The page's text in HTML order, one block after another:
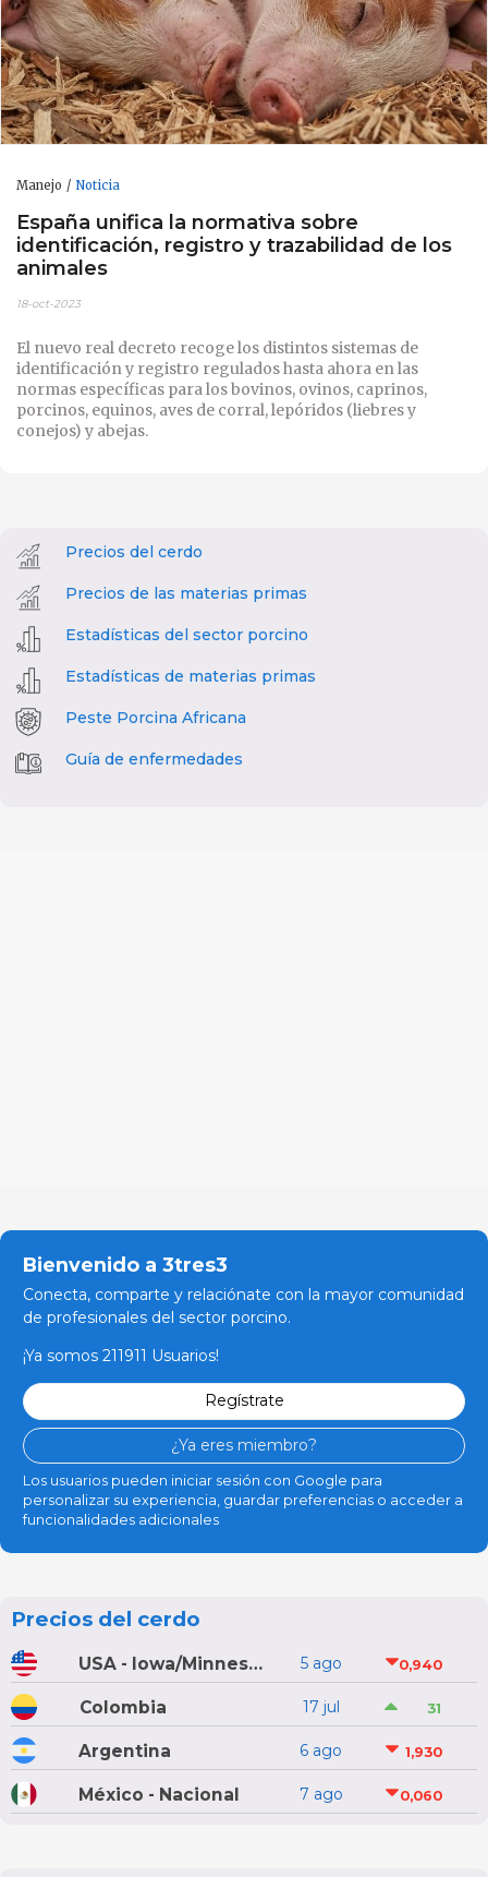
Manejo Noticia
España unifica la normativa sobre
identificación, registro y trazabilidad de los
animales
18-oct-2023
El nuevo real decreto recoge los distintos sistemas de
identificación y registro regulados hasta ahora en las
normas específicas para los bovinos, ovinos, caprinos,
porcinos, equinos, aves de corral, lepóridos (liebres y
conejos) y abejas.
Precios del cerdo
Precios de las materias primas
Estadísticas del sector porcino
Estadísticas de materias primas
Peste Porcina Africana
Guía de enfermedades
Bienvenido a 3tres3
Conecta, comparte y relaciónate con la mayor comunidad
de profesionales del sector porcino.
¡Ya somos 211911 Usuarios!
Regístrate
¿Ya eres miembro?
Los usuarios pueden iniciar sesión con Google para
personalizar su experiencia, guardar preferencias o acceder a
funcionalidades adicionales
Precios del cerdo
USA - Iowa/Minnesota 5 ago 0,940
Colombia 17 jul 31
Argentina 6 ago 1,930
México - Nacional 7 ago 0,060